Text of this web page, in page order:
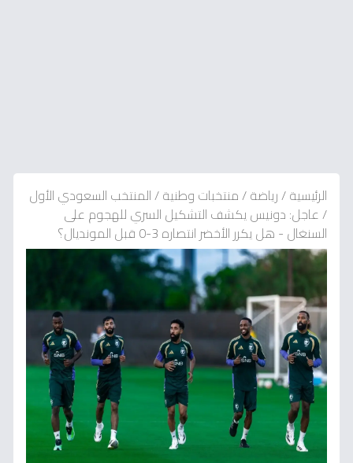
الرئيسية/رياضة/منتخبات وطنية/المنتخب السعودي الأول
/عاجل: دونيس يكشف التشكيل السري للهجوم على
السنغال - هل يكرر الأخضر انتصاره 3-0 قبل المونديال؟